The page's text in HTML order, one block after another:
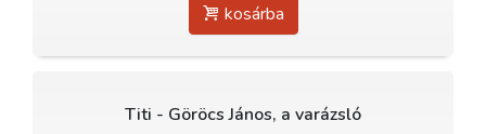
kosárba
Titi - Göröcs János, a varázsló